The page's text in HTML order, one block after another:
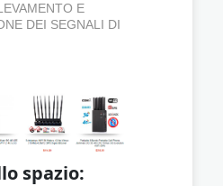
E
DEI SEGNALI DI
spazio: